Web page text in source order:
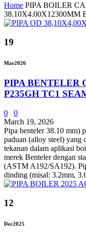
Home PIPA BOILER
38.10X4.00X12300MM
19
Mar2026
PIPA BENTELER
P235GH TC1
0
0
March 19, 2026
Pipa benteler 38.10 mm)
paduan (alloy steel) yang
tekanan dalam aplikasi
merek Benteler dengan
(ASTM A192/SA192).
dinding (misal: 3.2mm,
12
Dec2025